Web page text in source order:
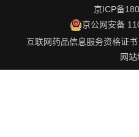
京ICP备
京公网安备
互联网药品信息服务资格证
网站